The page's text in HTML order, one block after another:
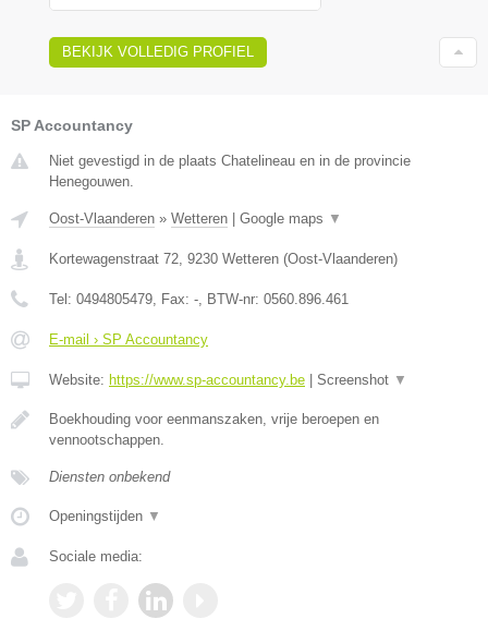
BEKIJK VOLLEDIG PROFIEL
SP Accountancy
Niet gevestigd in de plaats Chatelineau en in de provincie
Henegouwen.
Oost-Vlaanderen » Wetteren Google maps ▼
Kortewagenstraat 72 9230 Wetteren (Oost-Vlaanderen)
Tel: 0494805479 , Fax: - , BTW-nr: 0560.896.461
E-mail › SP Accountancy
Website: https://www.sp-accountancy.be Screenshot ▼
Boekhouding voor eenmanszaken, vrije beroepen en
vennootschappen.
Diensten onbekend
Openingstijden ▼
Sociale media: